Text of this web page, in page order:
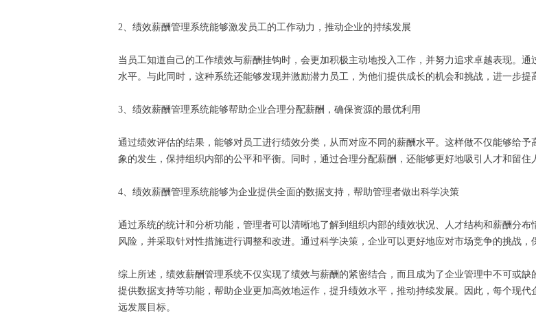
2、绩效薪酬管理系统能够激发员工的工作动力，推动企业的持续发展
当员工知道自己的工作绩效与薪酬挂钩时，会更加积极主动地投入工作，并努力追求卓越表现。
水平。与此同时，这种系统还能够发现并激励潜力员工，为他们提供成长的机会和挑战，进一步提
3、绩效薪酬管理系统能够帮助企业合理分配薪酬，确保资源的最优利用
通过绩效评估的结果，能够对员工进行绩效分类，从而对应不同的薪酬水平。这样做不仅能够给
象的发生，保持组织内部的公平和平衡。同时，通过合理分配薪酬，还能够更好地吸引人才和留
4、绩效薪酬管理系统能够为企业提供全面的数据支持，帮助管理者做出科学决策
通过系统的统计和分析功能，管理者可以清晰地了解到组织内部的绩效状况、人才结构和薪酬分
风险，并采取针对性措施进行调整和改进。通过科学决策，企业可以更好地应对市场竞争的挑战，
综上所述，绩效薪酬管理系统不仅实现了绩效与薪酬的紧密结合，而且成为了企业管理中不可或
提供数据支持等功能，帮助企业更加高效地运作，提升绩效水平，推动持续发展。因此，每个现
远发展目标。